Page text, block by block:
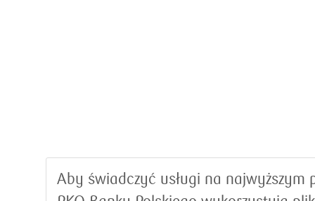
Aby świadczyć usługi na